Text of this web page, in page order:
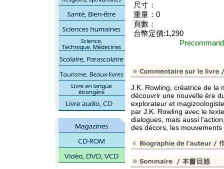
尺寸：
重量：0
頁數：
台幣定價:1,290
J.K. Rowling, créatrice de la
découvrir une nouvelle ère
explorateur et
par J.K. Rowling avec le
dialogues, mais aussi
des décors, les